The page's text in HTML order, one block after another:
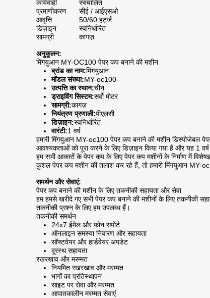
कार्यवाही
स्वचालित
प्रमाणीकरण
सीई / आईएसओ
आवृत्ति
50/60 हर्ट्ज
डिज़ाइन
स्वनिर्धारित
सामग्री
कागज़
अनुकूलन:
मिंगयुआन MY-OC100 पेपर कप बनाने की मशीन
ब्रांड का नाम:मिंगयुआन
मॉडल संख्या:MY-oc100
उत्पत्ति का स्थान:चीन
ड्राइविंग सिस्टम:सर्वो मोटर
सामग्री:कागज़
नियंत्रण प्रणाली:पीएलसी
डिज़ाइन:स्वनिर्धारित
वारंटी:1 वर्ष
हमारी मिंगयुआन MY-oc100 पेपर कप बनाने की मशीन डिस्पोजेबल
आवश्यकताओं को पूरा करने के लिए डिज़ाइन किया गया है और यह 1 वर्ष
हम सभी आकारों के पेपर कप के लिए पेपर कप मशीनों के निर्माण में
कुशल पेपर कप मशीन की तलाश कर रहे हैं, तो हमारी मिंगयुआन MY-
समर्थन और सेवाएं:
पेपर कप बनाने की मशीन के लिए तकनीकी सहायता और सेवा
हम हमसे खरीदे गए सभी पेपर कप बनाने की मशीनों के लिए तकनीकी
तकनीकी प्रश्न के लिए हम उपलब्ध हैं।
तकनीकी समर्थन
24x7 ईमेल और फोन सपोर्ट
ऑनलाइन समस्या निवारण और सहायता
सॉफ्टवेयर और हार्डवेयर अपडेट
दूरस्थ सहायता
रखरखाव और मरम्मत
नियमित रखरखाव और मरम्मत
भागों का प्रतिस्थापन
साइट पर सेवा और मरम्मत
आपातकालीन मरम्मत सेवाएं